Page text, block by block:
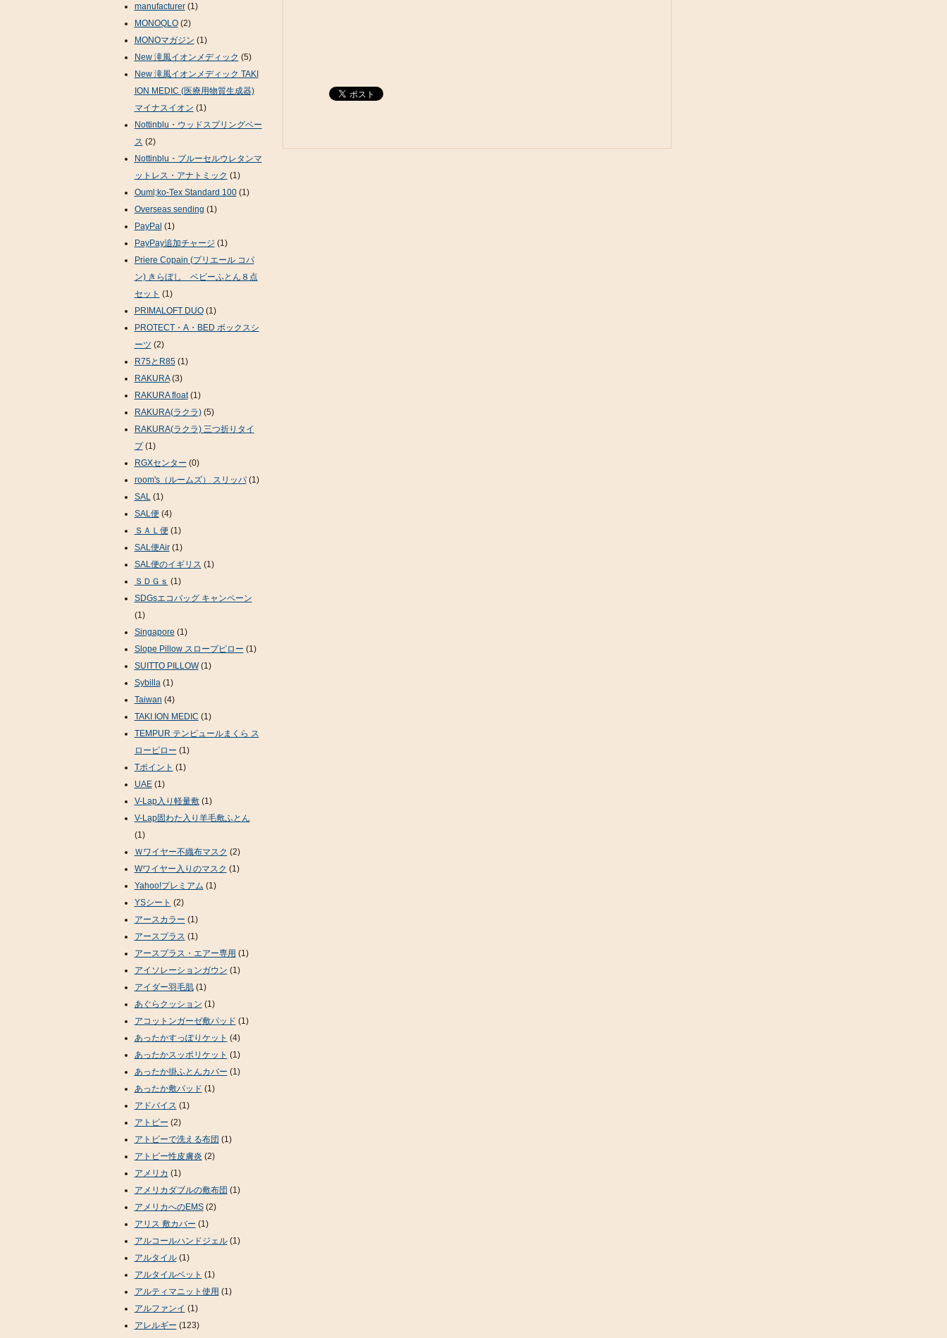
manufacturer(1)
MONOQLO(2)
MONOマガジン (1)
New 滝風イオンメディック (5)
New 滝風イオンメディック TAKI
ION MEDIC (医療用物質生成器)
マイナスイオン (1)
Nottinblu・ウッドスプリングベー
ス (2)
Nottinblu・ブルーセルウレタンマ
ットレス・アナトミック (1)
Ouml;ko-Tex Standard 100(1)
Overseas sending (1)
PayPal (1)
PayPay追加チャージ (1)
Priere Copain (プリエール コパ
ン) きらぼし ベビーふとん８点
セット (1)
PRIMALOFT DUO(1)
PROTECT・A・BED ボックスシ
ーツ (2)
R75とR85(1)
RAKURA(3)
RAKURA float(1)
RAKURA(ラクラ)(5)
RAKURA(ラクラ) 三つ折りタイ
プ(1)
RGXセンター (0)
room's（ルームズ） スリッパ(1)
SAL(1)
SAL便(4)
ＳＡＬ便(1)
SAL便Air(1)
SAL便のイギリス (1)
ＳＤＧｓ (1)
SDGsエコバッグ キャンペーン
(1)
Singapore (1)
Slope Pillow スロープピロー (1)
SUITTO PILLOW(1)
Sybilla(1)
Taiwan (4)
TAKI ION MEDIC (1)
TEMPUR テンピュールまくら ス
ローピロー (1)
Tポイント (1)
UAE(1)
V-Lap入り軽量敷(1)
V-Lap固わた入り羊毛敷ふとん
(1)
Ｗワイヤー不織布マスク (2)
Wワイヤー入りのマスク (1)
Yahoo!プレミアム (1)
YSシート (2)
アースカラー (1)
アースプラス (1)
アースプラス・エアー専用 (1)
アイソレーションガウン (1)
アイダー羽毛肌(1)
あぐらクッション (1)
アコットンガーゼ敷パッド (1)
あったかすっぽりケット (4)
あったかスッポリケット (1)
あったか掛ふとんカバー (1)
あったか敷パッド (1)
アドバイス (1)
アトピー (2)
アトピーで洗える布団 (1)
アトピー性皮膚炎 (2)
アメリカ (1)
アメリカダブルの敷布団 (1)
アメリカへのEMS(2)
アリス 敷カバー (1)
アルコールハンドジェル(1)
アルタイル(1)
アルタイルベット (1)
アルティマニット使用 (1)
アルファンイ (1)
アレルギー (123)